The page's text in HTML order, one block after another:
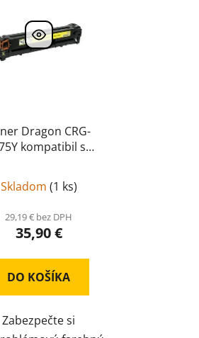
Dragon CRG-
kompatibil s
075B
Skladom (1 ks)
29,19 € bez DPH
35,90 €
DO KOŠÍKA
Zabezpečte si